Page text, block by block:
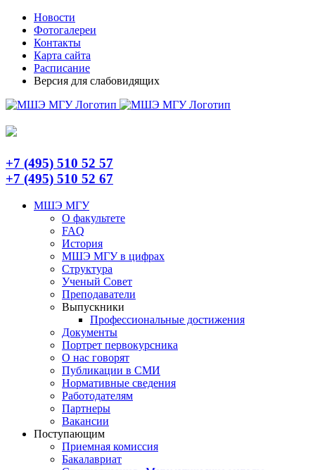
Skip
content
TelegramНовости
Фотогалереи
Контакты
Карта сайта
Расписание
Версия для слабовидящих
+7 (495) 510 52 57
+7 (495) 510 52 67
МШЭ МГУ
О факультете
FAQ
История
МШЭ МГУ в цифрах
Структура
Ученый Совет
Преподаватели
Выпускники
Профессиональные достижения
Документы
Портрет первокурсника
О нас говорят
Публикации в СМИ
Нормативные сведения
Работодателям
Партнеры
Вакансии
Поступающим
Приемная комиссия
Бакалавриат